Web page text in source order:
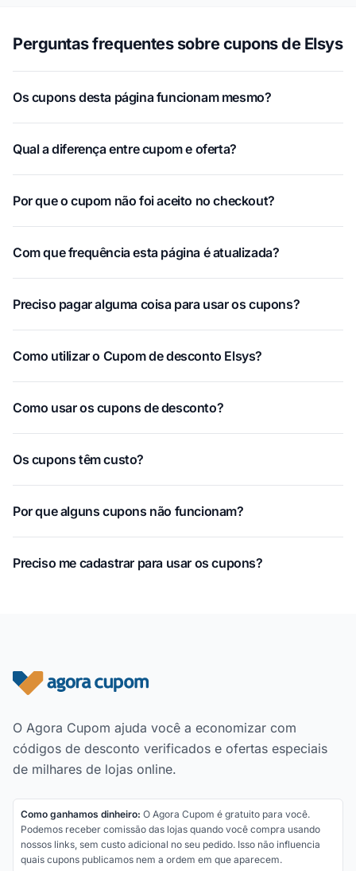
Perguntas frequentes sobre cupons de Elsys
Os cupons desta página funcionam mesmo?
Qual a diferença entre cupom e oferta?
Por que o cupom não foi aceito no checkout?
Com que frequência esta página é atualizada?
Preciso pagar alguma coisa para usar os cupons?
Como utilizar o Cupom de desconto Elsys?
Como usar os cupons de desconto?
Os cupons têm custo?
Por que alguns cupons não funcionam?
Preciso me cadastrar para usar os cupons?
Rodapé do site
O Agora Cupom ajuda você a economizar com
códigos de desconto verificados e ofertas especiais
de milhares de lojas online.
Como ganhamos dinheiro: O Agora Cupom é gratuito para você.
Podemos receber comissão das lojas quando você compra usando
nossos links, sem custo adicional no seu pedido. Isso não influencia
quais cupons publicamos nem a ordem em que aparecem.